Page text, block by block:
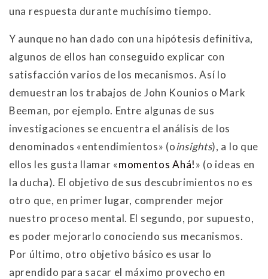
una respuesta durante muchísimo tiempo.
Y aunque no han dado con una hipótesis definitiva,
algunos de ellos han conseguido explicar con
satisfacción varios de los mecanismos. Así lo
demuestran los trabajos de John Kounios o Mark
Beeman, por ejemplo. Entre algunas de sus
investigaciones se encuentra el análisis de los
denominados «entendimientos» (oinsights), a lo que
ellos les gusta llamar «momentos Ahá!» (o ideas en
la ducha). El objetivo de sus descubrimientos no es
otro que, en primer lugar, comprender mejor
nuestro proceso mental. El segundo, por supuesto,
es poder mejorarlo conociendo sus mecanismos.
Por último, otro objetivo básico es usar lo
aprendido para sacar el máximo provecho en